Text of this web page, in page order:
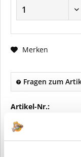
Merken
Fragen zum
Artikel-Nr.:
Vorteile